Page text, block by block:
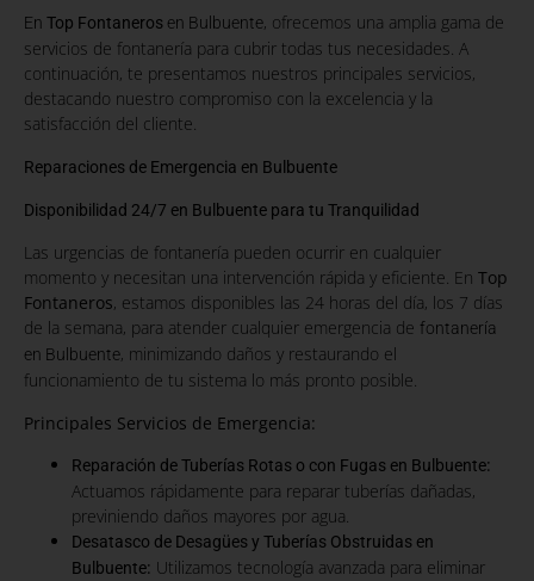
En Top Fontaneros en Bulbuente, ofrecemos una amplia gama de
servicios de fontanería para cubrir todas tus necesidades. A
continuación, te presentamos nuestros principales servicios,
destacando nuestro compromiso con la excelencia y la
satisfacción del cliente.
Reparaciones de Emergencia en Bulbuente
Disponibilidad 24/7 en Bulbuente para tu Tranquilidad
Las urgencias de fontanería pueden ocurrir en cualquier
momento y necesitan una intervención rápida y eficiente. En Top
Fontaneros, estamos disponibles las 24 horas del día, los 7 días
de la semana, para atender cualquier emergencia de fontanería
en Bulbuente, minimizando daños y restaurando el
funcionamiento de tu sistema lo más pronto posible.
Principales Servicios de Emergencia:
Reparación de Tuberías Rotas o con Fugas en Bulbuente:
Actuamos rápidamente para reparar tuberías dañadas,
previniendo daños mayores por agua.
Desatasco de Desagües y Tuberías Obstruidas en
Bulbuente: Utilizamos tecnología avanzada para eliminar